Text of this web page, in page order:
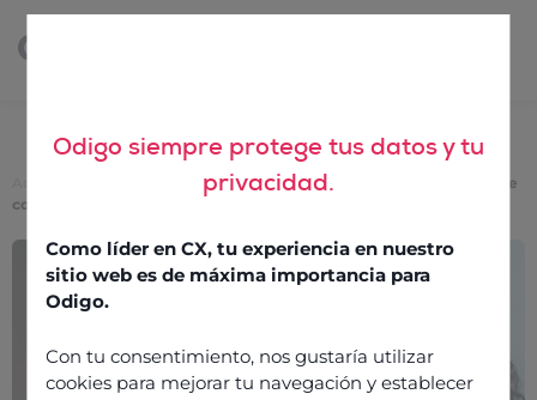
Odigo siempre protege tus datos y tu
privacidad.
Como líder en CX, tu experiencia en nuestro
sitio web es de máxima importancia para
Odigo.
Con tu consentimiento, nos gustaría utilizar
cookies para mejorar tu navegación y establecer
3 façons de réduire les temps d’attente dans les centres de
contacts et de fidéliser les clients
3 façons de réduire les
temps d’attente dans les
centres de contacts et de
fidéliser les clients